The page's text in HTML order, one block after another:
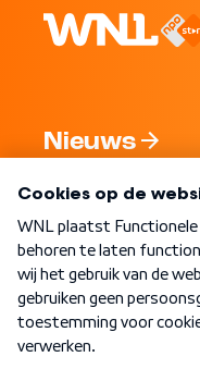
Nieuws
Nieuwsbrief
Word Lid